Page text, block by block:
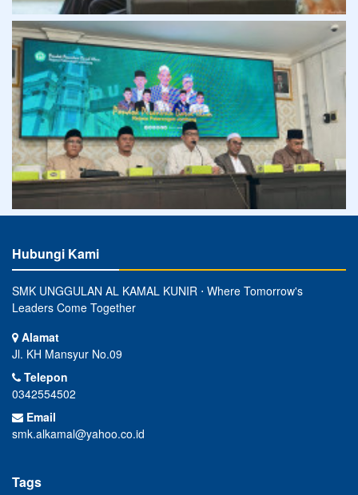
Hubungi Kami
SMK UNGGULAN AL KAMAL KUNIR ⋅ Where Tomorrow's
Leaders Come Together
Alamat
Jl. KH Mansyur No.09
Telepon
0342554502
Email
smk.alkamal@yahoo.co.id
Tags